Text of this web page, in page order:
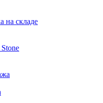
на складе